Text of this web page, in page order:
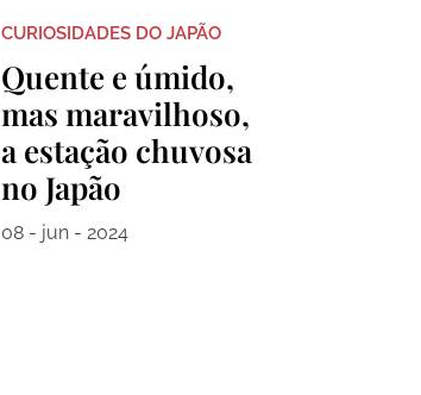
CURIOSIDADES DO JAPÃO
Quente e úmido,
mas maravilhoso,
a estação chuvosa
no Japão
08 - jun - 2024